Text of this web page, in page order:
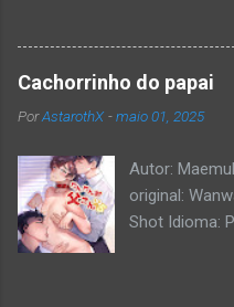
Cachorrinho do papai
PorAstarothX -maio 01, 2025
Autor:
original:
Shot Idioma: